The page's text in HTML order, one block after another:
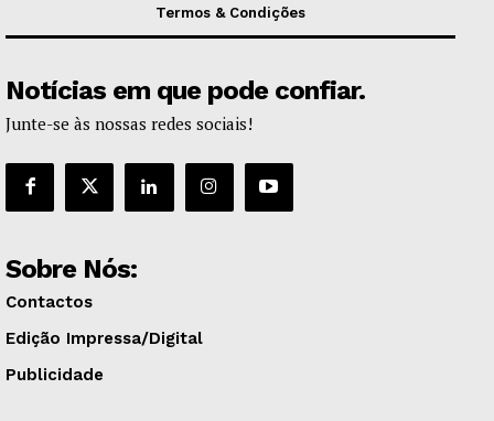
Termos & Condições
Notícias em que pode confiar.
Junte-se às nossas redes sociais!
Sobre Nós:
Contactos
Edição Impressa/Digital
Publicidade